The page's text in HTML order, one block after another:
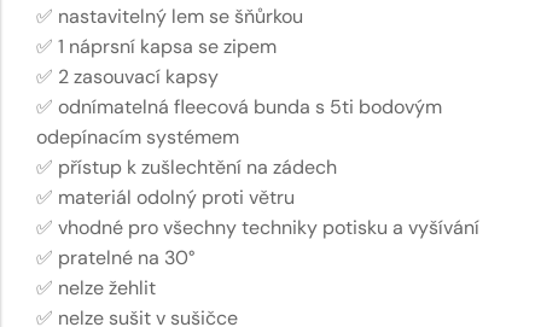
✅ nastavitelný lem se šňůrkou
✅ 1 náprsní kapsa se zipem
✅ 2 zasouvací kapsy
✅ odnímatelná fleecová bunda s 5ti bodovým
odepínacím systémem
✅ přístup k zušlechtění na zádech
✅ materiál odolný proti větru
✅ vhodné pro všechny techniky potisku a vyšívání
✅ pratelné na 30°
✅ nelze žehlit
✅ nelze sušit v sušičce